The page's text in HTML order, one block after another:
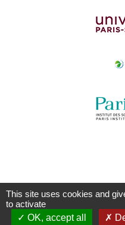
This site uses cookies and
to activate
OK, accept all